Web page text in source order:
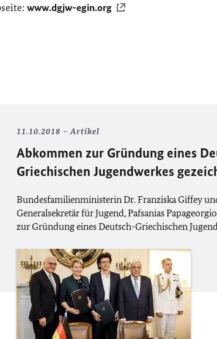
www.dgjw-egin.org
11.10.2018 Artikel
Abkommen zur Gründung eines
Griechischen Jugendwerkes
Bundesfamilienministerin Dr. Franziska Giffey
Generalsekretär für Jugend, Pafsanias
zur Gründung eines Deutsch-Griechischen